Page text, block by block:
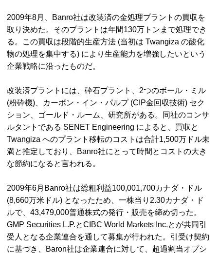
2009年8月、Banro社は改装済の金処理プラントの買収を
取り決めた。そのプラントは年間130万トンまで処理でき
る。この買収は段階的生産方法 (当初は Twangiza の酸化
物の処理を集中する) により生産能力を増強したいという
企業戦略に沿ったものだ。
改装済プラントには、砕石プラント、2つのボール・ミル
(粉砕機)、カーボン・イン・パルプ (CIP金回収技術) セク
ション、ゴールド・ルーム、研究所がある。同社のコンサ
ルタントである SENET Engineering によると、買収と
Twangiza へのプラント移転のコストは合計1,500万ドル未
満と推定しており、Banro社にとって時間とコストの大き
な節約になると言われる。
2009年6月Banro社は総粗利益100,001,700カナダ・ドル
(8,660万米ドル) となったため、一株当り2.30カナダ・ド
ルで、43,479,000普通株式の発行・販売を締め切った。
GMP Securities L.P.とCIBC World Markets Inc.とが共同引
受人となる企業連合を通して募集が行われた。引受け契約
に基づき、Baron社は企業連合に対して、超過割当オプシ